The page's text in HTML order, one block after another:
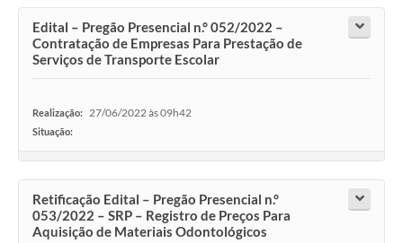
Edital – Pregão Presencial n.° 052/2022 –
Contratação de Empresas Para Prestação de
Serviços de Transporte Escolar
Realização: 27/06/2022 às 09h42
Situação:
Retificação Edital – Pregão Presencial n.°
053/2022 – SRP – Registro de Preços Para
Aquisição de Materiais Odontológicos